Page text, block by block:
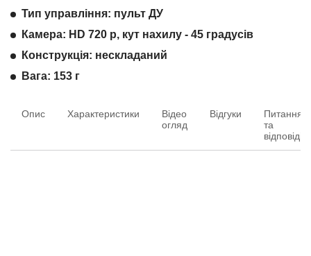
Тип управління: пульт ДУ
Камера: HD 720 р, кут нахилу - 45 градусів
Конструкція: нескладаний
Вага: 153 г
Опис Характеристики
Відео
огляд
Відгуки
Питання
та
відповіді